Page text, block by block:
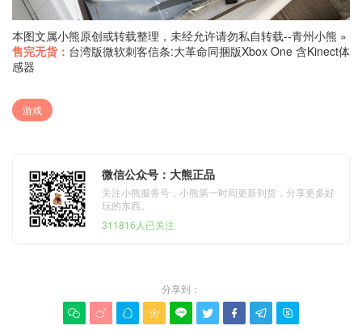
本图文属小熊原创或转载整理，未经允许请勿私自转载--青州小熊 »
售完无货： 台湾版微软刺客信条:大革命同捆版Xbox One 含Kinect体
感器
游戏
微信公众号：大熊正品
关注小熊服务号，小熊第一时间更新到货，分享更多好
玩的东西。
311816人已关注
分享到：
        